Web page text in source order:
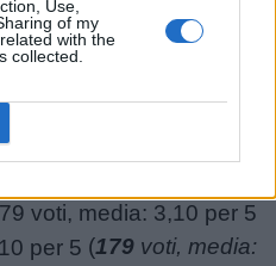
Use,
of my
with the
collected.
(179 voti, media: